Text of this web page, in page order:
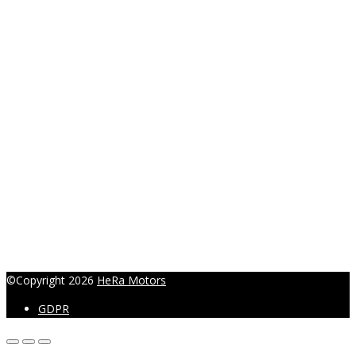
©Copyright 2026 HeRa Motors
GDPR